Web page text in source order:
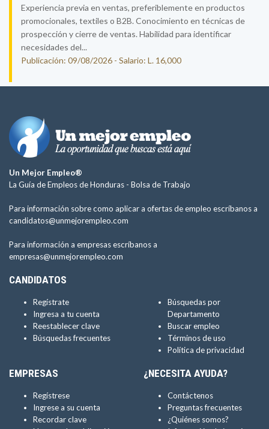
Experiencia previa en ventas, preferiblemente en productos
promocionales, textiles o B2B. Conocimiento en técnicas de
prospección y cierre de ventas. Habilidad para identificar
necesidades del...
Publicación: 09/08/2026 - Salario: L. 16,000
Un Mejor Empleo®
La Guía de Empleos de Honduras - Bolsa de Trabajo
Para información sobre como aplicar a ofertas de empleo escríbanos a
candidatos@unmejorempleo.com
Para información a empresas escríbanos a
empresas@unmejorempleo.com
CANDIDATOS
Regístrate
Ingresa a tu cuenta
Reestablecer clave
Búsquedas frecuentes
Búsquedas por
Departamento
Buscar empleo
Términos de uso
Política de privacidad
EMPRESAS
Regístrese
Ingrese a su cuenta
Recordar clave
¿NECESITA AYUDA?
Contáctenos
Preguntas frecuentes
¿Quiénes somos?